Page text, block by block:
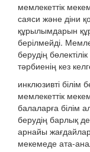
мемлекеттік
саяси және діни
құрылымдарын
берілмейді.
берудің
тәрбиенің кез
инклюзивті білім
мемлекеттік
балаларға білім
берудің барлық
арнайы
мекемеде ата-